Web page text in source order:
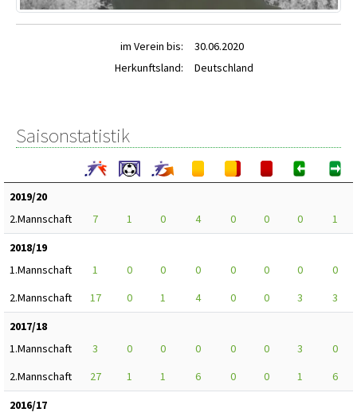
im Verein bis:
30.06.2020
Herkunftsland:
Deutschland
Saisonstatistik
2019/20
2.Mannschaft
7 1 0 4 0 0 0
1
2018/19
1.Mannschaft
1 0 0 0 0 0 0
0
2.Mannschaft
17 0 1 4 0 0 3
3
2017/18
1.Mannschaft
3 0 0 0 0 0 3
0
2.Mannschaft
27 1 1 6 0 0 1
6
2016/17